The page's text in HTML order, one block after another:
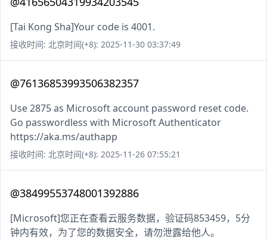
[Tai Kong Sha]Your code is 4001.
接收时间: 北京时间(+8): 2025-11-30 03:37:49
@76136853993506382357
Use 2875 as Microsoft account password reset code.
Go passwordless with Microsoft Authenticator
https://aka.ms/authapp
接收时间: 北京时间(+8): 2025-11-26 07:55:21
@38499553748001392886
[Microsoft]您正在查看云服务数据，验证码853459，5分
钟内有效，为了您的数据安全，请勿泄露给他人。